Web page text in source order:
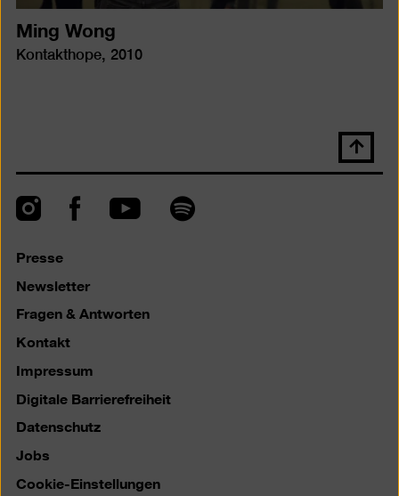
Ming Wong
Kontakthope, 2010
Nach
oben
InstagramFacebookYouTube Spotify
Presse
Newsletter
Fragen & Antworten
Kontakt
Impressum
Digitale Barrierefreiheit
Datenschutz
Jobs
Cookie-Einstellungen